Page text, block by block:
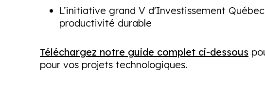
L’initiative grand V d'Investissement
productivité durable
Téléchargez notre guide complet ci-dessous
pour vos projets technologiques.